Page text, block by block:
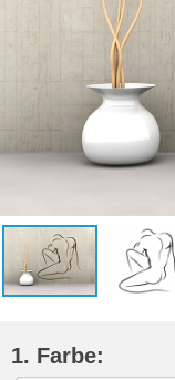
1. Farbe: